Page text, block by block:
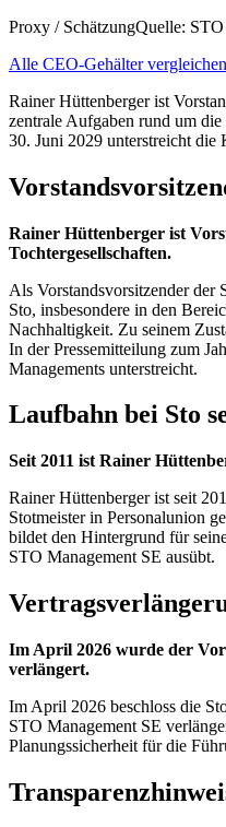
Proxy / SchätzungQuelle:
Alle CEO-Gehälter
Rainer Hüttenberger ist
zentrale Aufgaben rund um
30. Juni 2029 unterstreicht
Rainer Hüttenberger ist
Tochtergesellschaften.
Als Vorstandsvorsitzender der
Sto, insbesondere in den
Nachhaltigkeit. Zu seinem
In der Pressemitteilung zum
Managements unterstreicht.
Laufbahn bei Sto
Seit 2011 ist Rainer
Rainer Hüttenberger ist seit
Stotmeister in Personalunion
bildet den Hintergrund für
STO Management SE ausübt.
Im April 2026 wurde der
verlängert.
Im April 2026 beschloss die
STO Management SE
Planungssicherheit für die